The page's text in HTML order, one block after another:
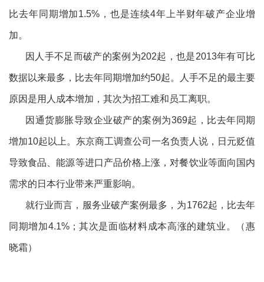
比去年同期增加1.5%，也是连续4年上半财年破产企业增
加。
因人手不足而破产的案例为202起，也是2013年有可比
数据以来最多，比去年同期增加约50起。人手不足的最主要
原因是用人成本增加，其次为招工难和员工离职。
因通货膨胀导致企业破产的案例为369起，比去年同期
增加10起以上。东京商工调查公司一名负责人说，日元贬值
导致食品、能源等进口产品价格上涨，对餐饮业等面向国内
需求的日本行业带来严重影响。
就行业而言，服务业破产案例最多，为1762起，比去年
同期增加4.1%；其次是面临材料成本高涨的建筑业。 （惠
晓霜）